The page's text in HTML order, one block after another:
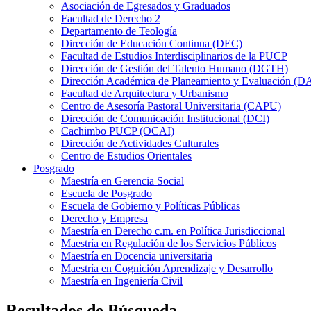
Asociación de Egresados y Graduados
Facultad de Derecho 2
Departamento de Teología
Dirección de Educación Continua (DEC)
Facultad de Estudios Interdisciplinarios de la PUCP
Dirección de Gestión del Talento Humano (DGTH)
Dirección Académica de Planeamiento y Evaluación
Facultad de Arquitectura y Urbanismo
Centro de Asesoría Pastoral Universitaria (CAPU)
Dirección de Comunicación Institucional (DCI)
Cachimbo PUCP (OCAI)
Dirección de Actividades Culturales
Centro de Estudios Orientales
Posgrado
Maestría en Gerencia Social
Escuela de Posgrado
Escuela de Gobierno y Políticas Públicas
Derecho y Empresa
Maestría en Derecho c.m. en Política Jurisdiccional
Maestría en Regulación de los Servicios Públicos
Maestría en Docencia universitaria
Maestría en Cognición Aprendizaje y Desarrollo
Maestría en Ingeniería Civil